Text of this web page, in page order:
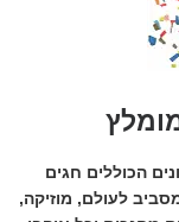
הכוללים חגים
לעולם, מוזיקה,